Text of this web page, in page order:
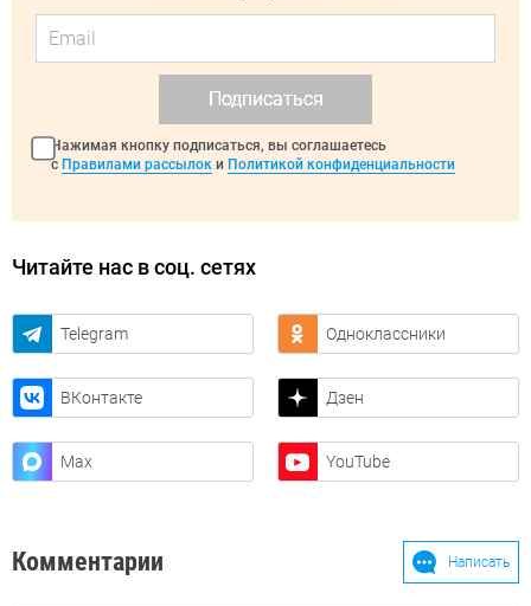
Подписаться
Нажимая кнопку подписаться, вы соглашаетесь
с Правилами рассылок и Политикой конфиденциальности
Читайте нас в соц. сетях
Telegram Одноклассники
ВКонтакте Дзен
Max YouTube
Комментарии Написать